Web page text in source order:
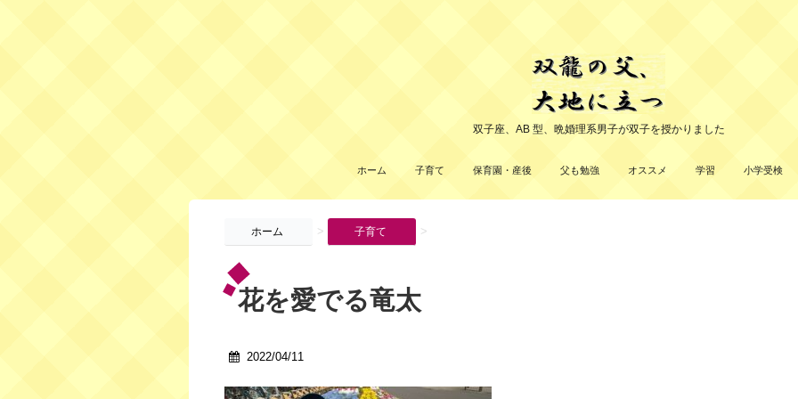
双子座、AB 型、晩婚理系男子が双子を授かりました
ホーム 子育て 保育園・産後 父も勉強 オススメ 学習 小学受検
ホーム > 子育て >
花を愛でる竜太
2022/04/11